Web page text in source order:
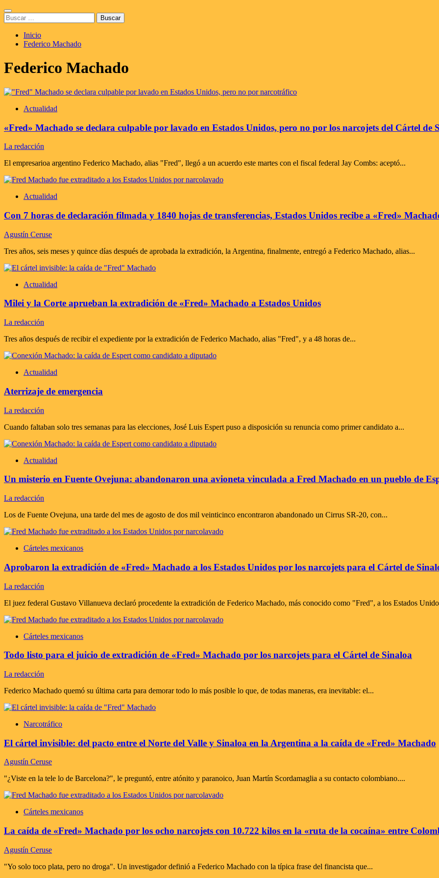
Saltar
al
contenido
Menú
principal
Buscar:
Inicio
Federico Machado
Federico Machado
Actualidad
«Fred» Machado se declara culpable por lavado en Estados Unidos, pero no por los narcojets del Cártel de
La redacción
El empresarioa argentino Federico Machado, alias "Fred", llegó a un acuerdo este martes con el fiscal federal Jay Combs: aceptó...
Actualidad
Con 7 horas de declaración filmada y 1840 hojas de transferencias, Estados Unidos recibe a «Fred»
Agustín Ceruse
Tres años, seis meses y quince días después de aprobada la extradición, la Argentina, finalmente, entregó a Federico Machado, alias...
Actualidad
Milei y la Corte aprueban la extradición de «Fred» Machado a Estados Unidos
La redacción
Tres años después de recibir el expediente por la extradición de Federico Machado, alias "Fred", y a 48 horas de...
Actualidad
Aterrizaje de emergencia
La redacción
Cuando faltaban solo tres semanas para las elecciones, José Luis Espert puso a disposición su renuncia como primer candidato a...
Actualidad
Un misterio en Fuente Ovejuna: abandonaron una avioneta vinculada a Fred Machado en un pueblo de
La redacción
Los de Fuente Ovejuna, una tarde del mes de agosto de dos mil veinticinco encontraron abandonado un Cirrus SR-20, con...
Cárteles mexicanos
Aprobaron la extradición de «Fred» Machado a los Estados Unidos por los narcojets para el Cártel de
La redacción
El juez federal Gustavo Villanueva declaró procedente la extradición de Federico Machado, más conocido como "Fred", a los Estados
Cárteles mexicanos
Todo listo para el juicio de extradición de «Fred» Machado por los narcojets para el Cártel de Sinaloa
La redacción
Federico Machado quemó su última carta para demorar todo lo más posible lo que, de todas maneras, era inevitable: el...
Narcotráfico
El cártel invisible: del pacto entre el Norte del Valle y Sinaloa en la Argentina a la caída de «Fred» Machado
Agustín Ceruse
"¿Viste en la tele lo de Barcelona?", le preguntó, entre atónito y paranoico, Juan Martín Scordamaglia a su contacto colombiano....
Cárteles mexicanos
La caída de «Fred» Machado por los ocho narcojets con 10.722 kilos en la «ruta de la cocaína» entre
Agustín Ceruse
"Yo solo toco plata, pero no droga". Un investigador definió a Federico Machado con la típica frase del financista que...